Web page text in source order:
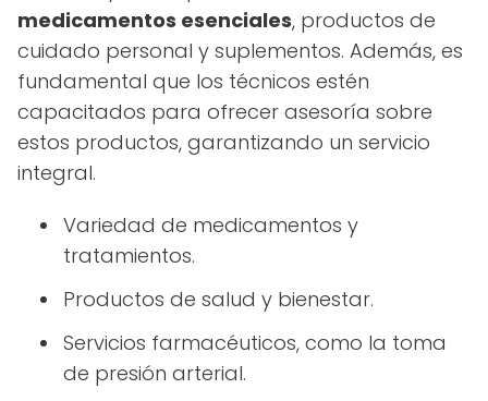
medicamentos esenciales, productos de
cuidado personal y suplementos. Además, es
fundamental que los técnicos estén
capacitados para ofrecer asesoría sobre
estos productos, garantizando un servicio
integral.
Variedad de medicamentos y
tratamientos.
Productos de salud y bienestar.
Servicios farmacéuticos, como la toma
de presión arterial.